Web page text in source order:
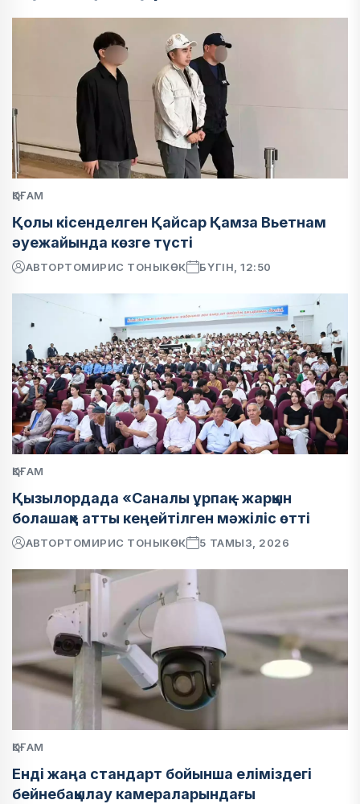
ҚОҒАМ
Қолы кісенделген Қайсар Қамза Вьетнам
әуежайында көзге түсті
АВТОРТОМИРИС ТОНЫКӨК БҮГІН, 12:50
ҚОҒАМ
Қызылордада «Саналы ұрпақ – жарқын
болашақ» атты кеңейтілген мәжіліс өтті
АВТОРТОМИРИС ТОНЫКӨК 5 ТАМЫЗ, 2026
ҚОҒАМ
Енді жаңа стандарт бойынша еліміздегі
бейнебақылау камераларындағы